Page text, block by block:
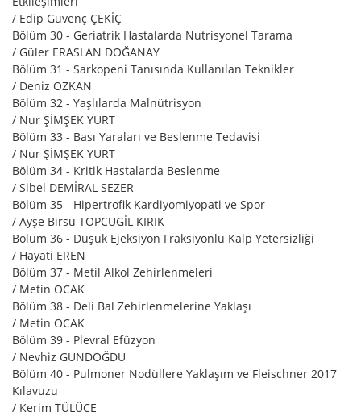
/ Edip Güvenç ÇEKİÇ
Bölüm 30 - Geriatrik Hastalarda Nutrisyonel Tarama
/ Güler ERASLAN DOĞANAY
Bölüm 31 - Sarkopeni Tanısında Kullanılan Teknikler
/ Deniz ÖZKAN
Bölüm 32 - Yaşlılarda Malnütrisyon
/ Nur ŞİMŞEK YURT
Bölüm 33 - Bası Yaraları ve Beslenme Tedavisi
/ Nur ŞİMŞEK YURT
Bölüm 34 - Kritik Hastalarda Beslenme
/ Sibel DEMİRAL SEZER
Bölüm 35 - Hipertrofik Kardiyomiyopati ve Spor
/ Ayşe Birsu TOPCUGİL KIRIK
Bölüm 36 - Düşük Ejeksiyon Fraksiyonlu Kalp Yetersizliği
/ Hayati EREN
Bölüm 37 - Metil Alkol Zehirlenmeleri
/ Metin OCAK
Bölüm 38 - Deli Bal Zehirlenmelerine Yaklaşı
/ Metin OCAK
Bölüm 39 - Plevral Efüzyon
/ Nevhiz GÜNDOĞDU
Bölüm 40 - Pulmoner Nodüllere Yaklaşım ve Fleischner 2017
Kılavuzu
/ Kerim TÜLÜCE